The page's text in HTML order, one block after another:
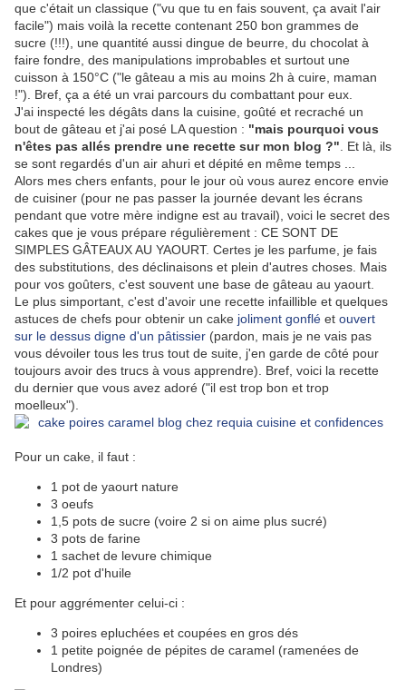
que c'était un classique ("vu que tu en fais souvent, ça avait l'air
facile") mais voilà la recette contenant 250 bon grammes de
sucre (!!!), une quantité aussi dingue de beurre, du chocolat à
faire fondre, des manipulations improbables et surtout une
cuisson à 150°C ("le gâteau a mis au moins 2h à cuire, maman
!"). Bref, ça a été un vrai parcours du combattant pour eux.
J'ai inspecté les dégâts dans la cuisine, goûté et recraché un
bout de gâteau et j'ai posé LA question : "mais pourquoi vous
n'êtes pas allés prendre une recette sur mon blog ?" . Et là, ils
se sont regardés d'un air ahuri et dépité en même temps ...
Alors mes chers enfants, pour le jour où vous aurez encore envie
de cuisiner (pour ne pas passer la journée devant les écrans
pendant que votre mère indigne est au travail), voici le secret des
cakes que je vous prépare régulièrement : CE SONT DE
SIMPLES GÂTEAUX AU YAOURT. Certes je les parfume, je fais
des substitutions, des déclinaisons et plein d'autres choses. Mais
pour vos goûters, c'est souvent une base de gâteau au yaourt.
Le plus simportant, c'est d'avoir une recette infaillible et quelques
astuces de chefs pour obtenir un cake joliment gonflé et ouvert
sur le dessus digne d'un pâtissier (pardon, mais je ne vais pas
vous dévoiler tous les trus tout de suite, j'en garde de côté pour
toujours avoir des trucs à vous apprendre). Bref, voici la recette
du dernier que vous avez adoré ("il est trop bon et trop
moelleux").
Pour un cake, il faut :
1 pot de yaourt nature
3 oeufs
1,5 pots de sucre (voire 2 si on aime plus sucré)
3 pots de farine
1 sachet de levure chimique
1/2 pot d'huile
Et pour aggrémenter celui-ci :
3 poires epluchées et coupées en gros dés
1 petite poignée de pépites de caramel (ramenées de
Londres)